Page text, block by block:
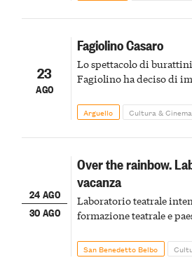
23
AGO
Fagiolino Casaro
Lo spettacolo di
Fagiolino ha deciso di
Arguello Cultura & Cinema
24 AGO
30 AGO
Over the rainbow.
vacanza
Laboratorio teatrale
formazione teatrale e
San Benedetto Belbo